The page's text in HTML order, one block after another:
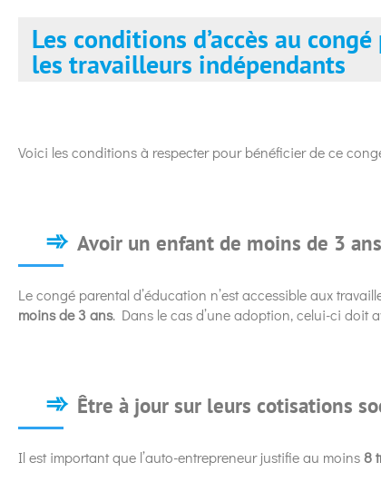
Les conditions d’accès au
les travailleurs indépendants
Voici les conditions à respecter pour bénéficier de ce
Avoir un enfant de moins de 3 ans
Le congé parental d’éducation n’est accessible aux
moins de 3 ans. Dans le cas d’une adoption, celui-ci doit
Être à jour sur leurs cotisations
Il est important que l’auto-entrepreneur justifie au moins8